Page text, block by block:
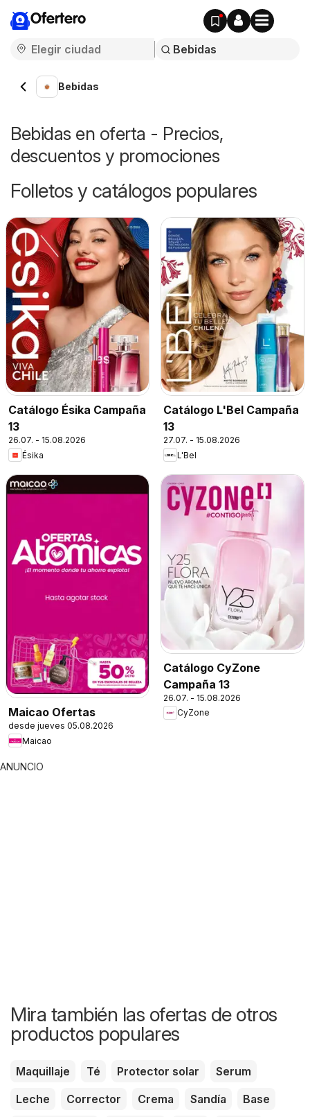
Ofertero
Bebidas
Bebidas en oferta - Precios,
descuentos y promociones
Folletos y catálogos populares
Catálogo Ésika Campaña
13
26.07. - 15.08.2026
Ésika
Catálogo L'Bel Campaña
13
27.07. - 15.08.2026
L'Bel
Maicao Ofertas
desde jueves 05.08.2026
Maicao
Catálogo CyZone
Campaña 13
26.07. - 15.08.2026
CyZone
ANUNCIO
Mira también las ofertas de otros
productos populares
Maquillaje Té Protector solar
Serum
Leche
Corrector Crema Sandía
Base